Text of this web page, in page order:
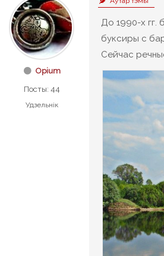
Opium
Посты: 44
Удзельнік
До 1990-х гг.
буксиры с
Сейчас